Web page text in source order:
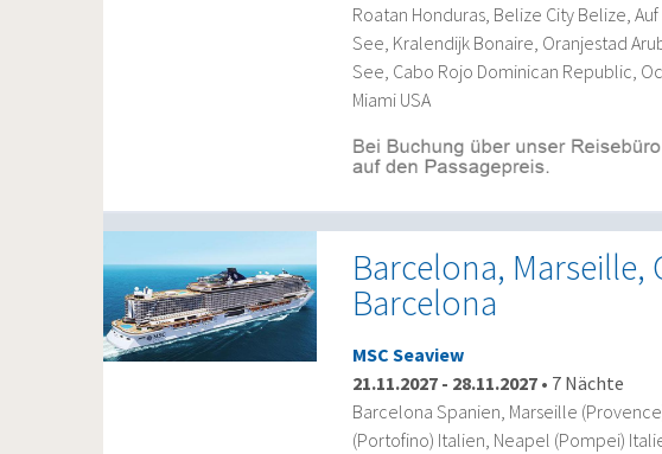
Roatan Honduras, Belize City Belize,
See, Kralendijk Bonaire, Oranjestad
See, Cabo Rojo Dominican Republic,
Miami USA
Barcelona, Marseille,
Barcelona
MSC Seaview
21.11.2027 - 28.11.2027 • 7 Nächte
Barcelona Spanien, Marseille
(Portofino) Italien, Neapel (Pompei)